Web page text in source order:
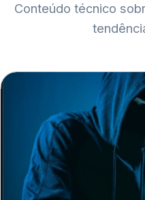
Conteúdo técnico